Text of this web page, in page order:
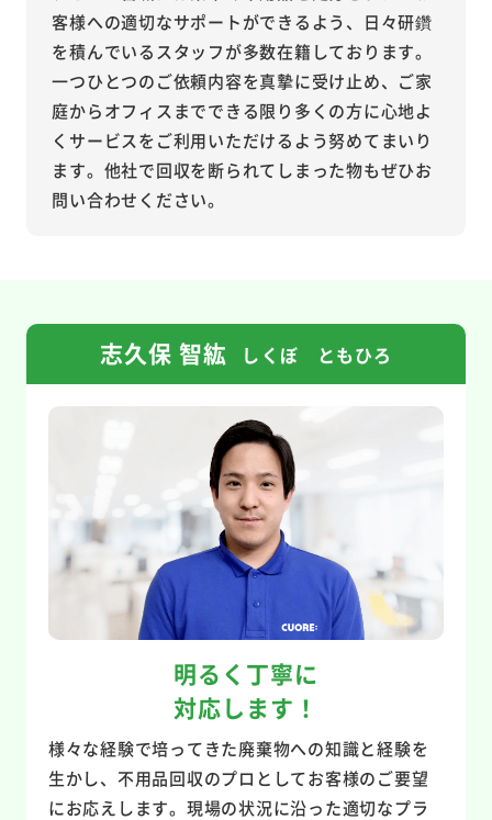
客様への適切なサポートができるよう、日々研鑽
を積んでいるスタッフが多数在籍しております。
一つひとつのご依頼内容を真摯に受け止め、ご家
庭からオフィスまでできる限り多くの方に心地よ
くサービスをご利用いただけるよう努めてまいり
ます。他社で回収を断られてしまった物もぜひお
問い合わせください。
志久保 智紘 しくぼ ともひろ
明るく丁寧に
対応します！
様々な経験で培ってきた廃棄物への知識と経験を
生かし、不用品回収のプロとしてお客様のご要望
にお応えします。現場の状況に沿った適切なプラ